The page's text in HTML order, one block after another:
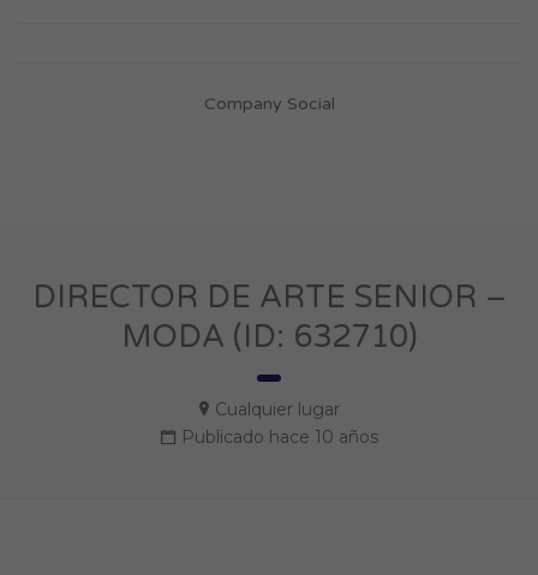
Company Social
DIRECTOR DE ARTE SENIOR –
MODA (ID: 632710)
Cualquier lugar
Publicado hace 10 años